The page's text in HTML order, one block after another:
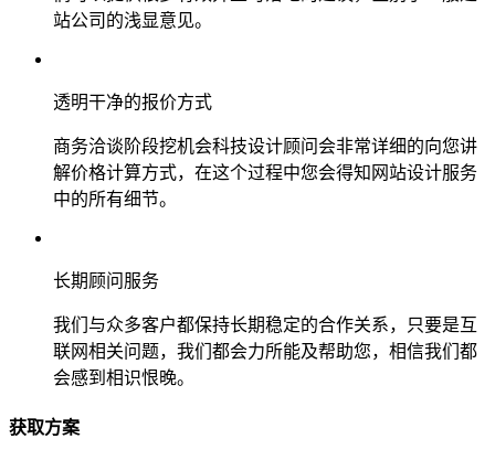
站公司的浅显意见。
透明干净的报价方式
商务洽谈阶段挖机会科技设计顾问会非常详细的向您讲
解价格计算方式，在这个过程中您会得知网站设计服务
中的所有细节。
长期顾问服务
我们与众多客户都保持长期稳定的合作关系，只要是互
联网相关问题，我们都会力所能及帮助您，相信我们都
会感到相识恨晚。
获取方案